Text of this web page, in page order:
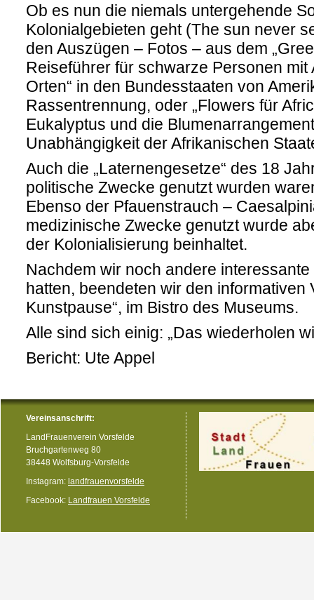
Ob es nun die niemals untergehende
Kolonialgebieten geht (The sun never
den Auszügen – Fotos – aus dem
Reiseführer für schwarze Personen mit
Orten“ in den Bundesstaaten von
Rassentrennung, oder „Flowers für
Eukalyptus und die
Unabhängigkeit der Afrikanischen
Auch die „Laternengesetze“ des 18
politische Zwecke genutzt wurden
Ebenso der Pfauenstrauch –
medizinische Zwecke genutzt wurde
der Kolonialisierung beinhaltet.
Nachdem wir noch andere
hatten, beendeten wir den informativen
Kunstpause“, im Bistro des Museums.
Alle sind sich einig: „Das wiederholen
Bericht: Ute Appel
Vereinsanschrift:
LandFrauenverein Vorsfelde
Bruchgartenweg 80
38448 Wolfsburg-Vorsfelde
Instagram: landfrauenvorsfelde
Facebook: Landfrauen Vorsfelde